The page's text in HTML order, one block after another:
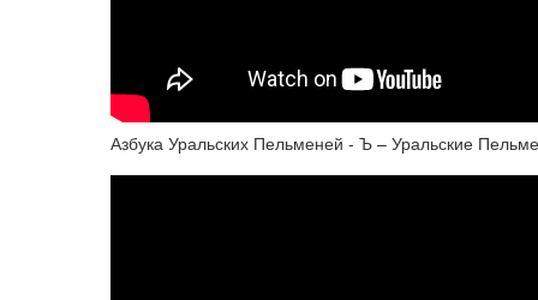
Азбука Уральских Пельменей - Ъ – Уральские